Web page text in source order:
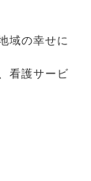
域の幸せに
看護サービ